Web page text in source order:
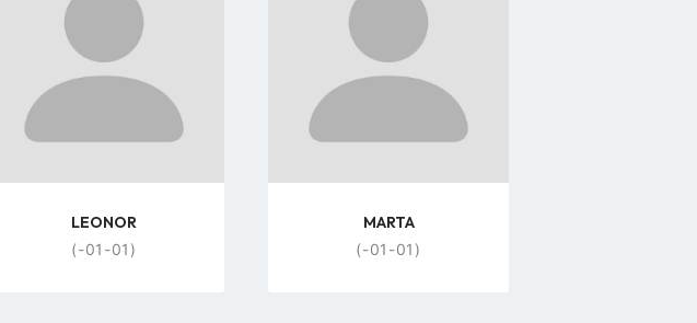
page
LEONOR
(-01-01)
page
MARTA
(-01-01)